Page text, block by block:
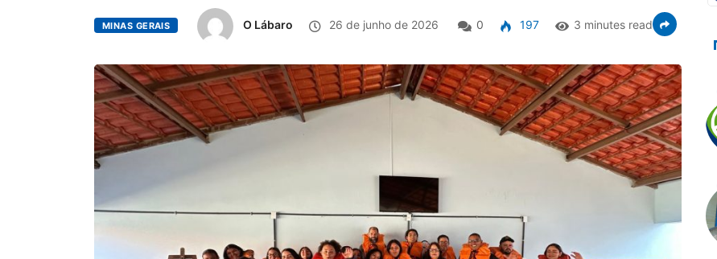
MINAS GERAIS O Lábaro 26 de junho de 2026 0 197 3 minutes read